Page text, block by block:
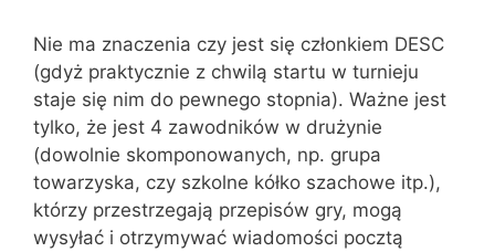
Nie ma znaczenia czy jest się członkiem DESC
(gdyż praktycznie z chwilą startu w turnieju
staje się nim do pewnego stopnia). Ważne jest
tylko, że jest 4 zawodników w drużynie
(dowolnie skomponowanych, np. grupa
towarzyska, czy szkolne kółko szachowe itp.),
którzy przestrzegają przepisów gry, mogą
wysyłać i otrzymywać wiadomości pocztą